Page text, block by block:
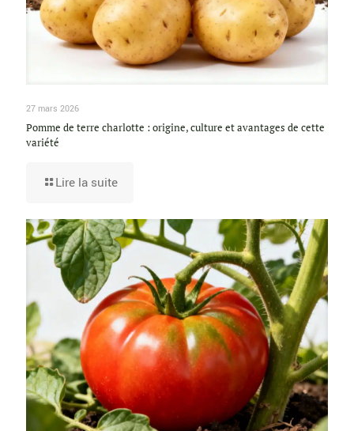
27 mars 2026
Pomme de terre charlotte : origine, culture et avantages de cette
variété
Lire la suite